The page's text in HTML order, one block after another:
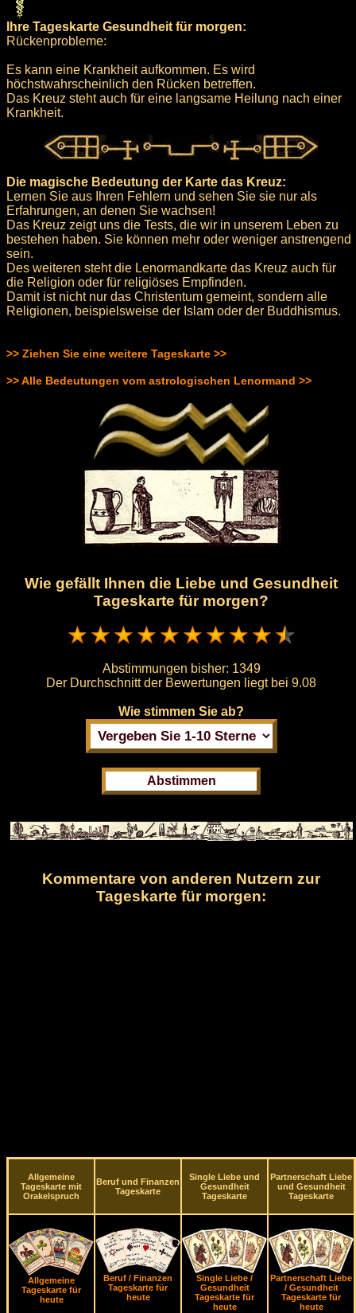
Ihre Tageskarte Gesundheit für morgen:
Rückenprobleme:
Es kann eine Krankheit aufkommen. Es wird
höchstwahrscheinlich den Rücken betreffen.
Das Kreuz steht auch für eine langsame Heilung nach einer
Krankheit.
Die magische Bedeutung der Karte das Kreuz:
Lernen Sie aus Ihren Fehlern und sehen Sie sie nur als
Erfahrungen, an denen Sie wachsen!
Das Kreuz zeigt uns die Tests, die wir in unserem Leben zu
bestehen haben. Sie können mehr oder weniger anstrengend
sein.
Des weiteren steht die Lenormandkarte das Kreuz auch für
die Religion oder für religiöses Empfinden.
Damit ist nicht nur das Christentum gemeint, sondern alle
Religionen, beispielsweise der Islam oder der Buddhismus.
>> Ziehen Sie eine weitere Tageskarte >>
>> Alle Bedeutungen vom astrologischen Lenormand >>
Wie gefällt Ihnen die Liebe und Gesundheit
Tageskarte für morgen?
Abstimmungen bisher: 1349
Der Durchschnitt der Bewertungen liegt bei 9.08
Wie stimmen Sie ab?
Kommentare von anderen Nutzern zur
Tageskarte für morgen:
Allgemeine
Tageskarte mit
Orakelspruch
Beruf und Finanzen
Tageskarte
Single Liebe und
Gesundheit
Tageskarte
Partnerschaft Liebe
und Gesundheit
Tageskarte
Allgemeine
Tageskarte für
heute
Beruf / Finanzen
Tageskarte für
heute
Single Liebe /
Gesundheit
Tageskarte für
heute
Partnerschaft Liebe
/ Gesundheit
Tageskarte für
heute